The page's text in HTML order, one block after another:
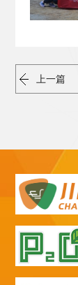
上一篇